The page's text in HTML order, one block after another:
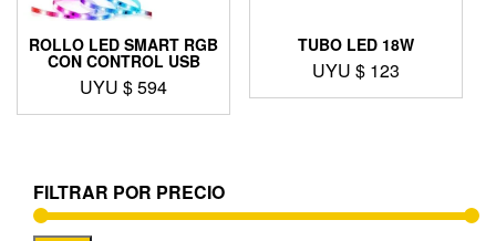
ROLLO LED SMART RGB
CON CONTROL USB
UYU $594
TUBO LED 18W
UYU $ 123
FILTRAR POR PRECIO